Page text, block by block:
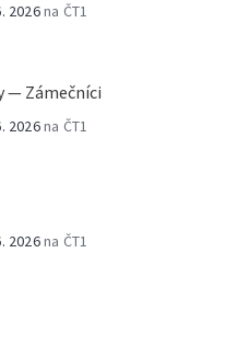
2026na ČT1
— Zámečníci
2026na ČT1
2026na ČT1